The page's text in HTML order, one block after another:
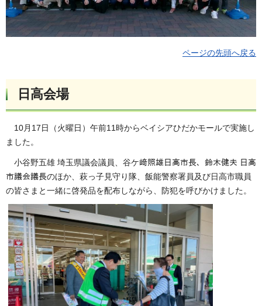
ページの先頭へ戻る
日高会場
10月17日（火曜日）午前11時からベイシアひだかモールで実施し
ました。
小谷野五雄 埼玉県議会議員、谷ケ﨑照雄日高市長、鈴木健夫 日高
市議会議長のほか、萩っ子見守り隊、飯能警察署員及び日高市職員
の皆さまと一緒に啓発品を配布しながら、防犯を呼びかけました。